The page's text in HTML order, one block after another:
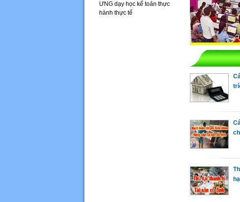
ƯNG dạy học kế toán thực
hành thực tế